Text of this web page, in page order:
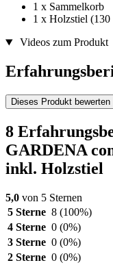
1 x Sammelkorb
1 x Holzstiel
Videos zum Produkt
Dieses Produkt bewerten
8
GARDENA
inkl. Holzstiel
5,0 von 5 Sternen
5 Sterne 8 (100%)
4 Sterne 0 (0%)
3 Sterne 0 (0%)
2 Sterne 0 (0%)